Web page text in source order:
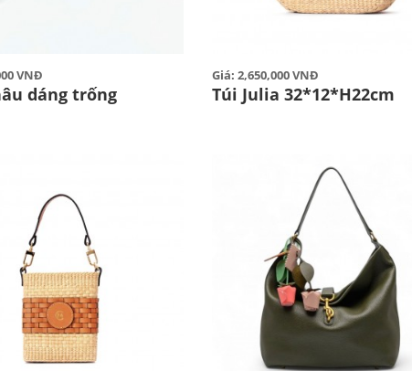
VNĐ
dáng trống
Giá: 2,650,000 VNĐ
Túi Julia 32*12*H22cm